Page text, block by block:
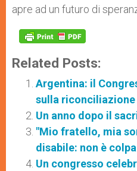
apre ad un futuro di
Related Posts:
Argentina: il
sulla riconciliazione
Un anno dopo il
"Mio fratello, mia
disabile: non è
Un congresso